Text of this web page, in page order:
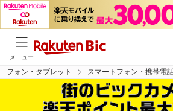
メニュー
フォン・タブレット スマートフォン・携帯電